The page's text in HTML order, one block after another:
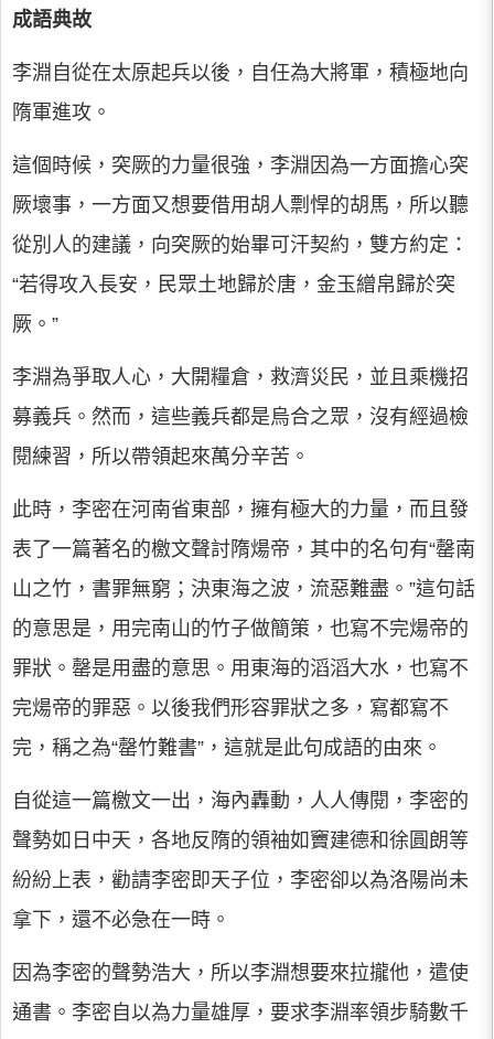
成語典故
李淵自從在太原起兵以後，自任為大將軍，積極地向
隋軍進攻。
這個時候，突厥的力量很強，李淵因為一方面擔心突
厥壞事，一方面又想要借用胡人剽悍的胡馬，所以聽
從別人的建議，向突厥的始畢可汗契約，雙方約定：
“若得攻入長安，民眾土地歸於唐，金玉繒帛歸於突
厥。”
李淵為爭取人心，大開糧倉，救濟災民，並且乘機招
募義兵。然而，這些義兵都是烏合之眾，沒有經過檢
閱練習，所以帶領起來萬分辛苦。
此時，李密在河南省東部，擁有極大的力量，而且發
表了一篇著名的檄文聲討隋煬帝，其中的名句有“罄南
山之竹，書罪無窮；決東海之波，流惡難盡。”這句話
的意思是，用完南山的竹子做簡策，也寫不完煬帝的
罪狀。罄是用盡的意思。用東海的滔滔大水，也寫不
完煬帝的罪惡。以後我們形容罪狀之多，寫都寫不
完，稱之為“罄竹難書”，這就是此句成語的由來。
自從這一篇檄文一出，海內轟動，人人傳閱，李密的
聲勢如日中天，各地反隋的領袖如竇建德和徐圓朗等
紛紛上表，勸請李密即天子位，李密卻以為洛陽尚未
拿下，還不必急在一時。
因為李密的聲勢浩大，所以李淵想要來拉攏他，遣使
通書。李密自以為力量雄厚，要求李淵率領步騎數千